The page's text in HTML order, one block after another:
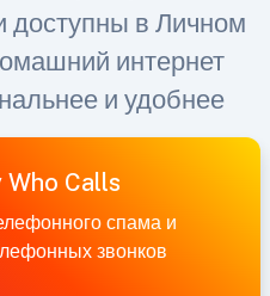
доступны в Личном
интернет
и удобнее
Who Calls
спама и
звонков